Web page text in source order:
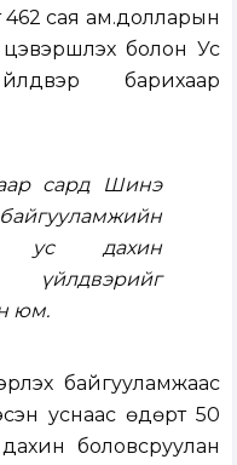
462 сая ам.долларын
болон Ус
барихаар
сард Шинэ
ус дахин
юм.
байгууламжаас
уснаас өдөрт 50
боловсруулан